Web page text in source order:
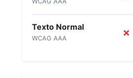
Texto Normal
WCAG AAA